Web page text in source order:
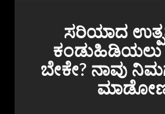
ಸರಿಯಾದ
ಬೇಕೇ? ನಾವು